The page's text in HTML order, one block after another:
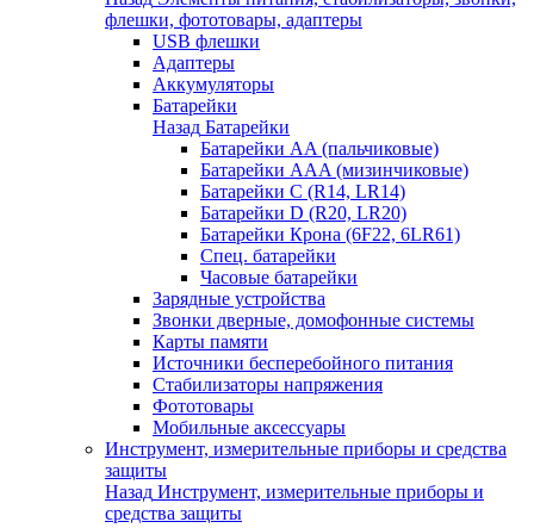
флешки, фототовары, адаптеры
USB флешки
Адаптеры
Аккумуляторы
Батарейки
Назад Батарейки
Батарейки AA (пальчиковые)
Батарейки AAA (мизинчиковые)
Батарейки C (R14, LR14)
Батарейки D (R20, LR20)
Батарейки Крона (6F22, 6LR61)
Спец. батарейки
Часовые батарейки
Зарядные устройства
Звонки дверные, домофонные системы
Карты памяти
Источники бесперебойного питания
Стабилизаторы напряжения
Фототовары
Мобильные аксессуары
Инструмент, измерительные приборы и средства
защиты
Назад Инструмент, измерительные приборы и
средства защиты